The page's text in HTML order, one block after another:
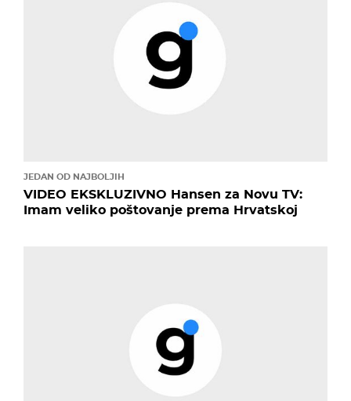
JEDAN OD NAJBOLJIH
VIDEO EKSKLUZIVNO Hansen za Novu TV:
Imam veliko poštovanje prema Hrvatskoj